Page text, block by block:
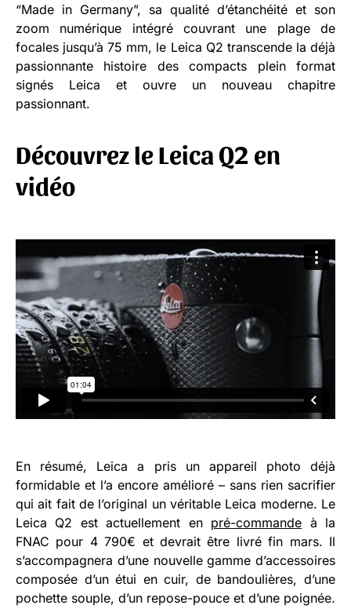
“Made in Germany”, sa qualité d’étanchéité et son
zoom numérique intégré couvrant une plage de
focales jusqu’à 75 mm, le Leica Q2 transcende la déjà
passionnante histoire des compacts plein format
signés Leica et ouvre un nouveau chapitre
passionnant.
Découvrez le Leica Q2 en
vidéo
En résumé, Leica a pris un appareil photo déjà
formidable et l’a encore amélioré – sans rien sacrifier
qui ait fait de l’original un véritable Leica moderne. Le
Leica Q2 est actuellement en pré-commande à la
FNAC pour 4 790€ et devrait être livré fin mars. Il
s’accompagnera d’une nouvelle gamme d’accessoires
composée d’un étui en cuir, de bandoulières, d’une
pochette souple, d’un repose-pouce et d’une poignée.